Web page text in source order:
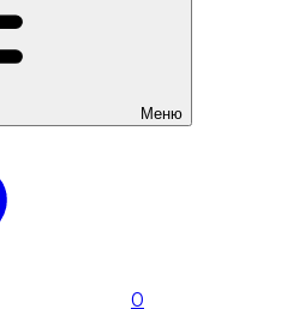
Меню
0